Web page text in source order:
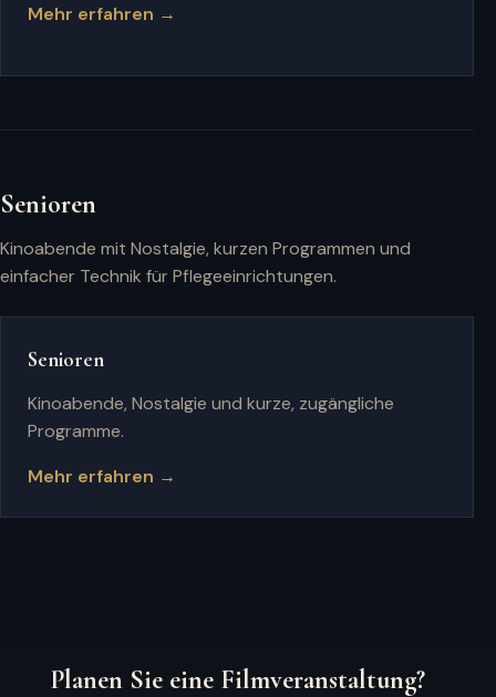
Mehr erfahren →
Senioren
Kinoabende mit Nostalgie, kurzen Programmen und
einfacher Technik für Pflegeeinrichtungen.
Senioren
Kinoabende, Nostalgie und kurze, zugängliche
Programme.
Mehr erfahren →
Planen Sie eine Filmveranstaltung?